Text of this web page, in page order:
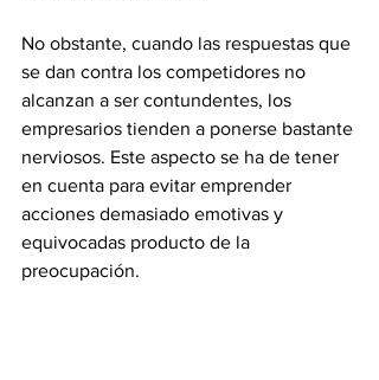
No obstante, cuando las respuestas que
se dan contra los competidores no
alcanzan a ser contundentes, los
empresarios tienden a ponerse bastante
nerviosos. Este aspecto se ha de tener
en cuenta para evitar emprender
acciones demasiado emotivas y
equivocadas producto de la
preocupación.